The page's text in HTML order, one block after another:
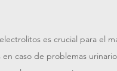
es crucial para el
caso de problemas